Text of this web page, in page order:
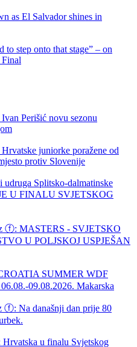
as El Salvador shines in
step onto that stage” – on
Perišić novu sezonu
juniorke poražene od
protiv Slovenije
udruga Splitsko-dalmatinske
U FINALU SVJETSKOG
ⓕ: MASTERS - SVJETSKO
U POLJSKOJ USPJEŠAN
SUMMER WDF
09.08.2026. Makarska
ⓕ: Na današnji dan prije 80
u finalu Svjetskog